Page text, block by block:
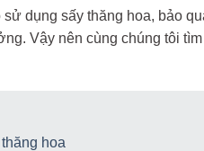
dụng sấy thăng hoa, bảo
Vậy nên cùng chúng tôi tìm
hoa